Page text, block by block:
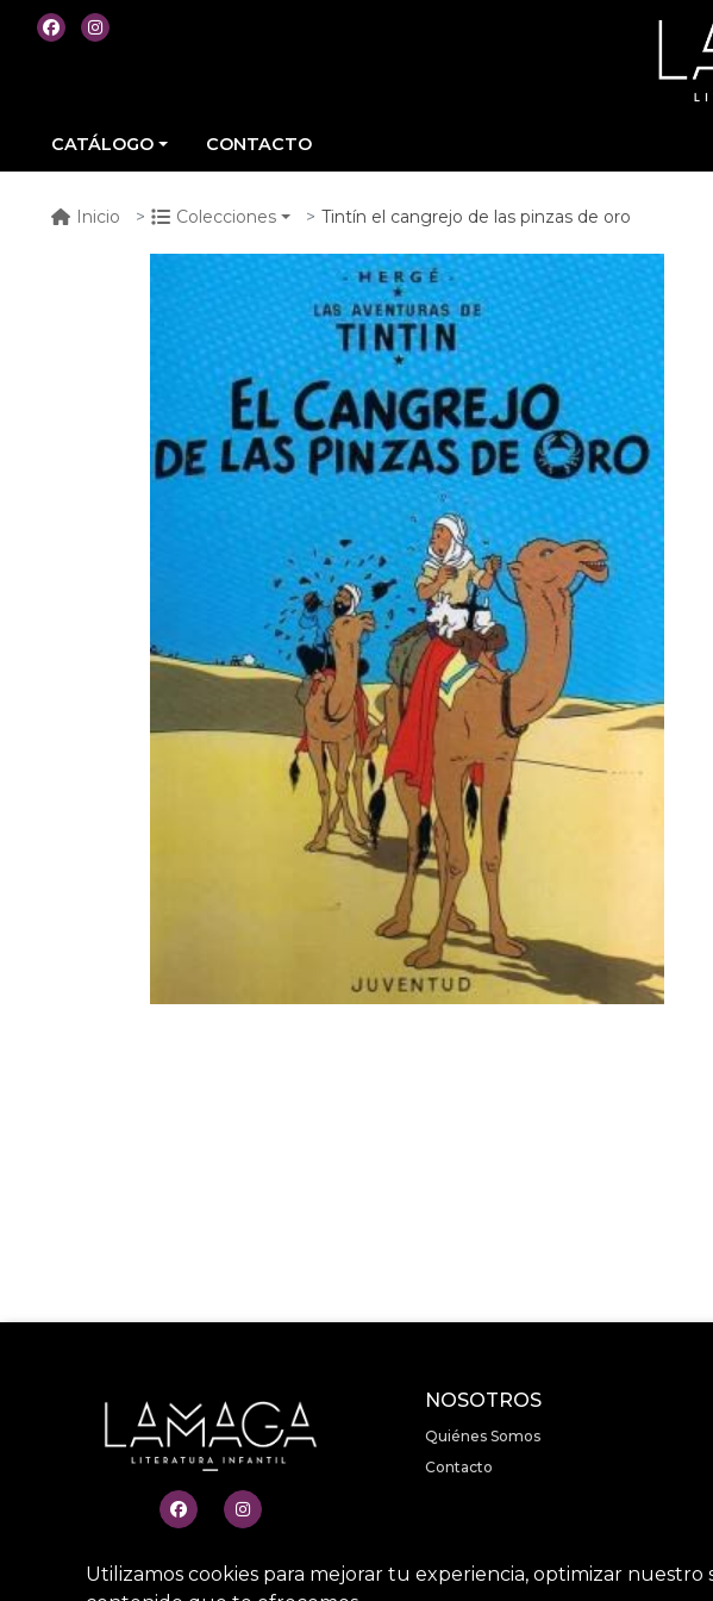
CATÁLOGO CONTACTO
Inicio Colecciones Tintín el cangrejo de las pinzas de oro
NOSOTROS
Quiénes Somos
Contacto
Utilizamos cookies para mejorar tu experiencia, optimizar nuestro